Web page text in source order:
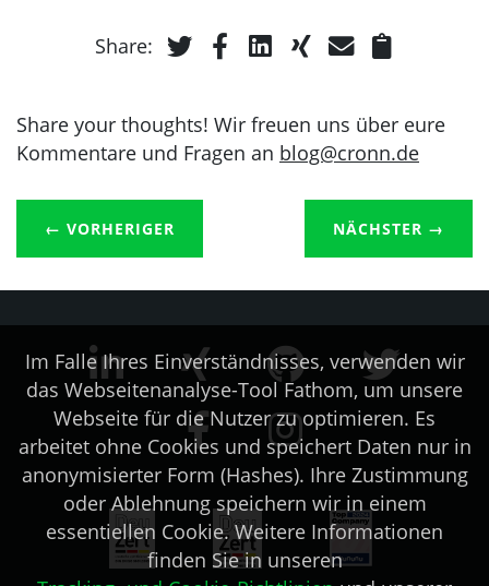
Share:
Share your thoughts! Wir freuen uns über eure
Kommentare und Fragen an blog@cronn.de
← VORHERIGER NÄCHSTER →
Im Falle Ihres Einverständnisses, verwenden wir
das Webseitenanalyse-Tool Fathom, um unsere
Webseite für die Nutzer zu optimieren. Es
arbeitet ohne Cookies und speichert Daten nur in
anonymisierter Form (Hashes). Ihre Zustimmung
oder Ablehnung speichern wir in einem
essentiellen Cookie. Weitere Informationen
finden Sie in unseren